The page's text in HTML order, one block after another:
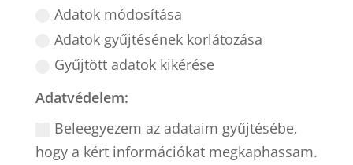
Adatok módosítása
Adatok gyűjtésének korlátozása
Gyűjtött adatok kikérése
Adatvédelem:
Beleegyezem az adataim gyűjtésébe,
hogy a kért információkat megkaphassam.